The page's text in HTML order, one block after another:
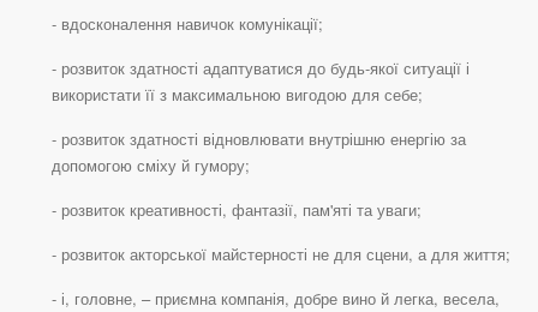
- вдосконалення навичок комунікації;
- розвиток здатності адаптуватися до будь-якої ситуації і
використати її з максимальною вигодою для себе;
- розвиток здатності відновлювати внутрішню енергію за
допомогою сміху й гумору;
- розвиток креативності, фантазії, пам'яті та уваги;
- розвиток акторської майстерності не для сцени, а для життя;
- і, головне, – приємна компанія, добре вино й легка, весела,